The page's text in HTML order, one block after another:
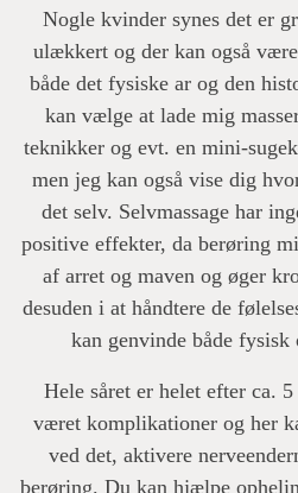
Nogle kvinder synes det er
ulækkert og der kan også
både det fysiske ar og den
kan vælge at lade mig
teknikker og evt. en mini-
men jeg kan også vise dig
det selv. Selvmassage har
positive effekter, da berøring
af arret og maven og øger
desuden i at håndtere de
kan genvinde både
Hele såret er helet efter ca.
været komplikationer og her
ved det, aktivere
berøring. Du kan hjælpe